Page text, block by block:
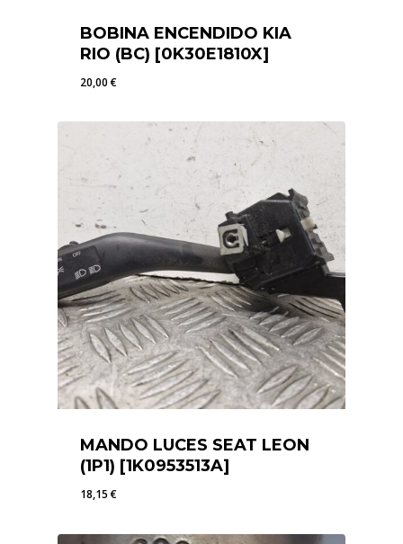
BOBINA ENCENDIDO KIA
RIO (BC) [0K30E1810X]
20,00€
MANDO LUCES SEAT LEON
(1P1) [1K0953513A]
18,15€